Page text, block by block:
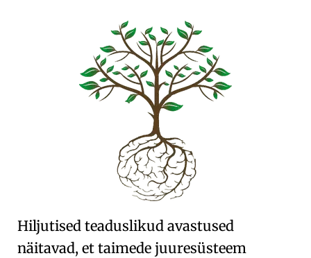
Hiljutised teaduslikud avastused
näitavad, et taimede juuresüsteem